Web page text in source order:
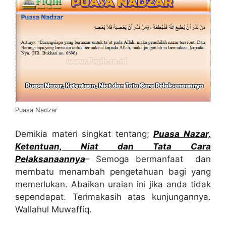
Puasa Nadzar
Demikia materi singkat tentang;Puasa Nazar,
Ketentuan, Niat dan Tata Cara
Pelaksanaannya– Semoga bermanfaat dan
membatu menambah pengetahuan bagi yang
memerlukan. Abaikan uraian ini jika anda tidak
sependapat. Terimakasih atas kunjungannya.
Wallahul Muwaffiq.